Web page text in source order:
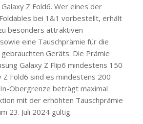
Z Fold6. Wer eines der
bei 1&1 vorbestellt, erhält
besonders attraktiven
eine Tauschprämie für die
Geräts. Die Prämie
Galaxy Z Flip6 mindestens 150
Z Fold6 sind es mindestens 200
Obergrenze beträgt maximal
mit der erhöhten Tauschprämie
23. Juli 2024 gültig.